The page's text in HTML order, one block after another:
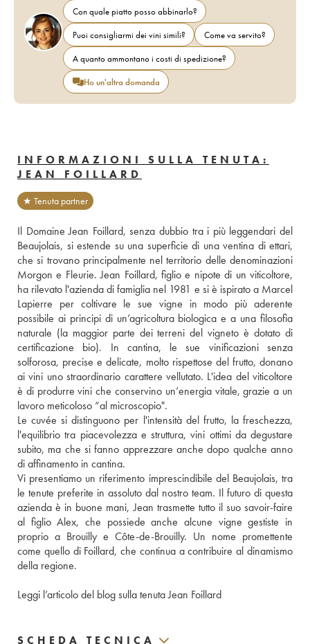
Con quale piatto posso abbinarlo?
Puoi consigliarmi dei vini simili?
Come va servito?
A quanto ammontano i costi di spedizione?
Ho un'altra domanda
INFORMAZIONI SULLA TENUTA:
JEAN FOILLARD
★ Tenuta partner
Il Domaine Jean Foillard, senza dubbio tra i più leggendari del
Beaujolais, si estende su una superficie di una ventina di ettari,
che si trovano principalmente nel territorio delle denominazioni
Morgon e Fleurie. Jean Foillard, figlio e nipote di un viticoltore,
ha rilevato l'azienda di famiglia nel 1981 e si è ispirato a Marcel
Lapierre per coltivare le sue vigne in modo più aderente
possibile ai principi di un’agricoltura biologica e a una filosofia
naturale (la maggior parte dei terreni del vigneto è dotato di
certificazione bio). In cantina, le sue vinificazioni senza
solforosa, precise e delicate, molto rispettose del frutto, donano
ai vini uno straordinario carattere vellutato. L'idea del viticoltore
è di produrre vini che conservino un’energia vitale, grazie a un
lavoro meticoloso “al microscopio".
Le cuvée si distinguono per l'intensità del frutto, la freschezza,
l'equilibrio tra piacevolezza e struttura, vini ottimi da degustare
subito, ma che si fanno apprezzare anche dopo qualche anno
di affinamento in cantina.
Vi presentiamo un riferimento imprescindibile del Beaujolais, tra
le tenute preferite in assoluto dal nostro team. Il futuro di questa
azienda è in buone mani, Jean trasmette tutto il suo savoir-faire
al figlio Alex, che possiede anche alcune vigne gestiste in
proprio a Brouilly e Côte-de-Brouilly. Un nome promettente
come quello di Foillard, che continua a contribuire al dinamismo
della regione.
Leggi l’articolo del blog sulla tenuta Jean Foillard
SCHEDA TECNICA